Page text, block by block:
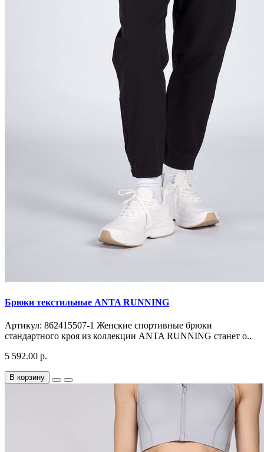
Брюки текстильные ANTA RUNNING
Артикул: 862415507-1 Женские спортивные брюки
стандартного кроя из коллекции ANTA RUNNING станет о..
5 592.00 р.
В корзину